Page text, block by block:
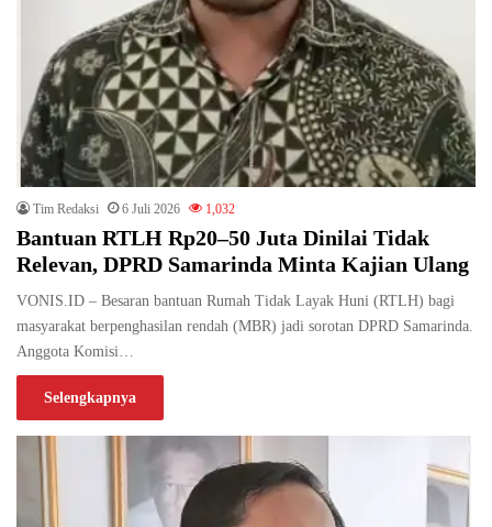
Tim Redaksi 6 Juli 2026 1,032
Bantuan RTLH Rp20–50 Juta Dinilai Tidak
Relevan, DPRD Samarinda Minta Kajian Ulang
VONIS.ID – Besaran bantuan Rumah Tidak Layak Huni (RTLH) bagi
masyarakat berpenghasilan rendah (MBR) jadi sorotan DPRD Samarinda.
Anggota Komisi…
Selengkapnya